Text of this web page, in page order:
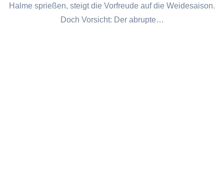
Halme sprießen, steigt die Vorfreude auf die Weidesaison.
Doch Vorsicht: Der abrupte…